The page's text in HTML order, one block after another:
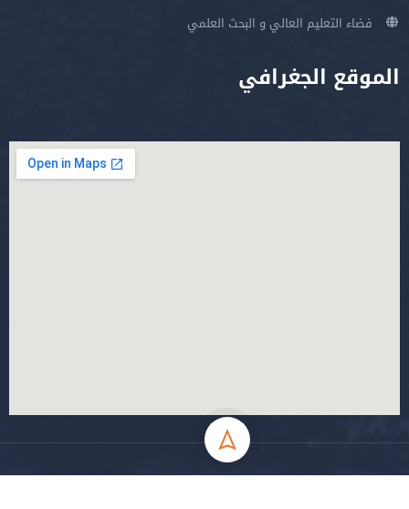
فضاء التعليم العالي و البحث العلمي
الموقع الجغرافي
جميع الحقوق محفوظة جامعة المسيلة - 2024